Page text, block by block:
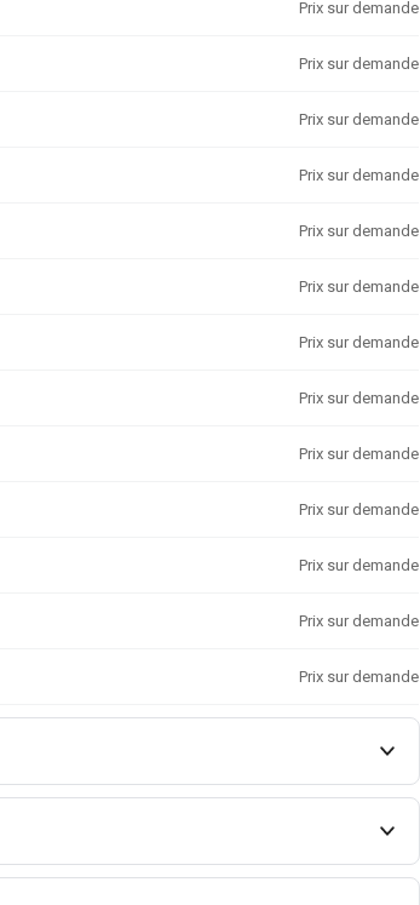
Prix sur demande
Prix sur demande
Prix sur demande
Prix sur demande
Prix sur demande
Prix sur demande
Prix sur demande
Prix sur demande
Prix sur demande
Prix sur demande
Prix sur demande
Prix sur demande
Prix sur demande